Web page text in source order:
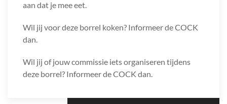
aan dat je mee eet.
Wil jij voor deze borrel koken? Informeer de COCK
dan.
Wil jij of jouw commissie iets organiseren tijdens
deze borrel? Informeer de COCK dan.